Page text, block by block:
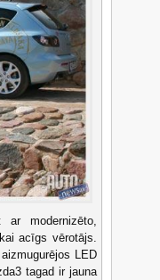
ar modernizēto,
acīgs vērotājs.
LED
tagad ir jauna